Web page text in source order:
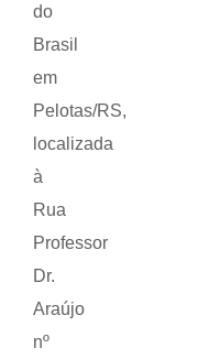
do
Brasil
em
Pelotas/RS,
localizada
à
Rua
Professor
Dr.
Araújo
nº